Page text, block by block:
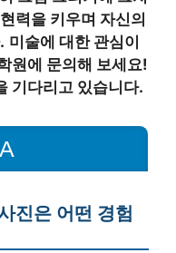
력을 키우며 자신의
미술에 대한 관심이
원에 문의해 보세요!
기다리고 있습니다.
진은 어떤 경험